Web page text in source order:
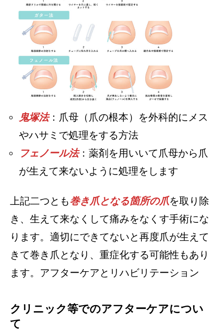
鬼塚法：爪母（爪の根本）を外科的にメス
やハサミで処理をする方法
フェノール法：薬剤を用いいて爪母から爪
が生えて来ないように処理をします
上記二つとも巻き爪となる箇所の爪を取り除
き、生えて来なくして痛みをなくす手術にな
ります。適切にできてないと再度爪が生えて
きて巻き爪となり、重症化する可能性もあり
ます。アフターケアとリハビリテーション
クリニック等でのアフターケアについ
て